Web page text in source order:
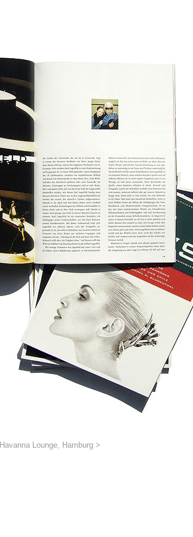
Havanna Lounge, Hamburg >